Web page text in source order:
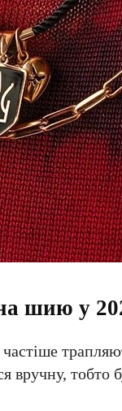
шию у
вручну,